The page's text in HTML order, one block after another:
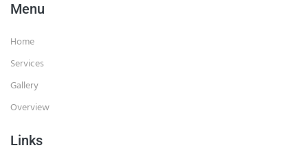
Menu
Home
Services
Gallery
Overview
Links